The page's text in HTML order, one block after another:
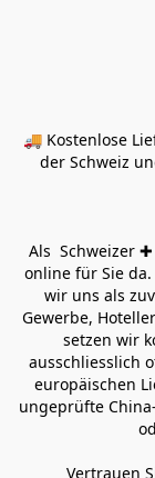
🚚 Kostenlose
der Schweiz
Als  Schweizer
online für Sie
wir uns als
Gewerbe,
setzen wir
ausschliesslich
europäischen
ungeprüfte
Vertrauen